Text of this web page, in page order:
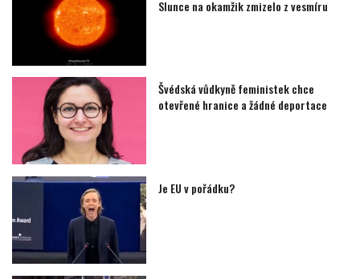
Slunce na okamžik zmizelo z vesmíru
Švédská vůdkyně feministek chce
otevřené hranice a žádné deportace
Je EU v pořádku?